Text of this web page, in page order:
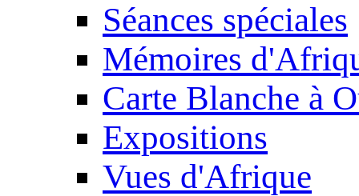
Séances spéciales
Mémoires
Carte Blanche à
Expositions
Vues d'Afrique